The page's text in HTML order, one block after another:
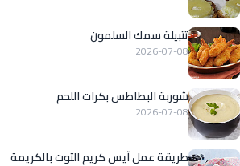
تتبيلة سمك السلمون
2026-07-08
شوربة البطاطس بكرات اللحم
2026-07-08
طريقة عمل آيس كريم التوت بالكريمة